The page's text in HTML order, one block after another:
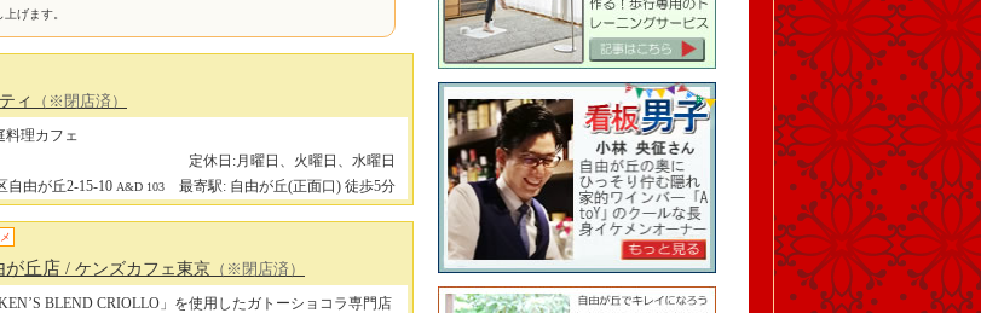
げます。
ィ
（※閉店済）
料理カフェ
定休日:月曜日、火曜日、水曜日
自由が丘2-15-10 A&D 103 最寄駅: 自由が丘(正面口) 徒歩5分
が丘店 / ケンズカフェ東京 （※閉店済）
BLEND CRIOLLO」を使用したガトーショコラ専門店